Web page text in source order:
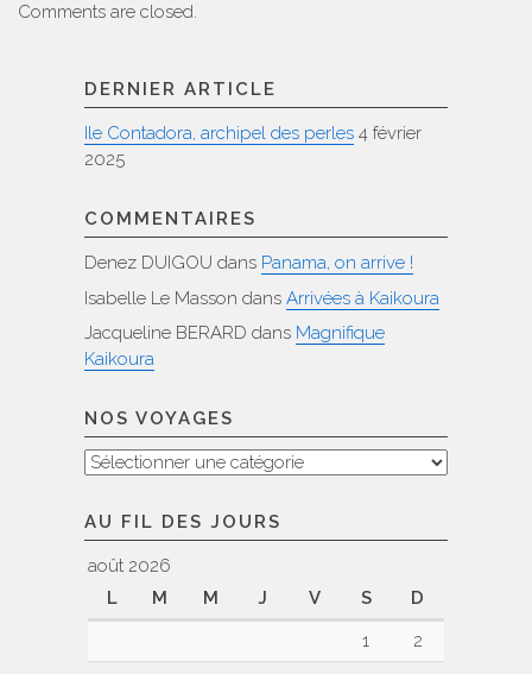
Comments are closed.
DERNIER ARTICLE
Ile Contadora, archipel des perles 4 février
2025
COMMENTAIRES
Denez DUIGOU dans Panama, on arrive !
Isabelle Le Masson dans Arrivées à Kaikoura
Jacqueline BERARD dans Magnifique
Kaikoura
NOS VOYAGES
Nos
AU FIL DES JOURS
août 2026
L
M M J V S
D
1
2